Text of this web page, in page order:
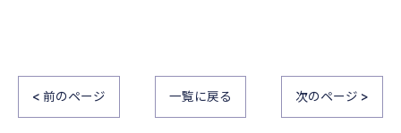
< 前のページ 一覧に戻る 次のページ >